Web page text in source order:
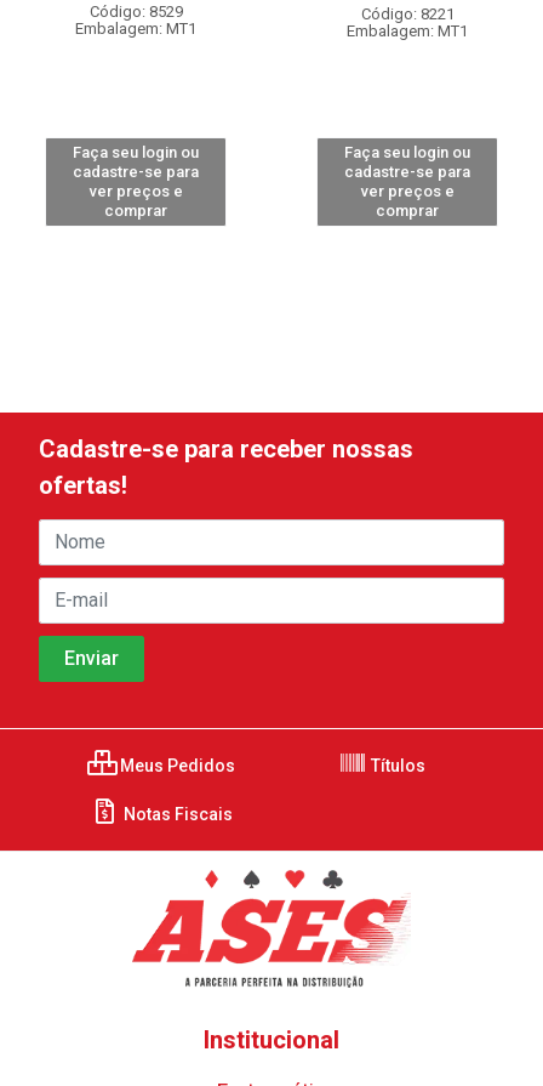
Código: 8529
Embalagem: MT1
Faça seu login ou
cadastre-se para
ver preços e
comprar
Código: 8221
Embalagem: MT1
Faça seu login ou
cadastre-se para
ver preços e
comprar
Cadastre-se para receber nossas
ofertas!
Meus Pedidos Títulos
Notas Fiscais
Institucional